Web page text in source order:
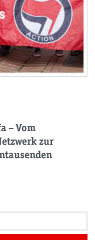
– Vom
zur